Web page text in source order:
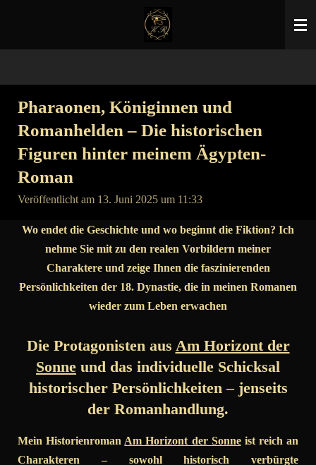
Pharaonen, Königinnen und
Romanhelden – Die historischen
Figuren hinter meinem Ägypten-
Roman
Veröffentlicht am 13. Juni 2025 um 11:33
Wo endet die Geschichte und wo beginnt die Fiktion? Ich
nehme Sie mit zu den realen Vorbildern meiner
Charaktere und zeige Ihnen die faszinierenden
Persönlichkeiten der 18. Dynastie, die in meinen Romanen
wieder zum Leben erwachen
Die Protagonisten aus Am Horizont der
Sonne und das individuelle Schicksal
historischer Persönlichkeiten – jenseits
der Romanhandlung.
Mein HistorienromanAm Horizont der Sonneist reich an
Charakteren – sowohl historisch verbürgte